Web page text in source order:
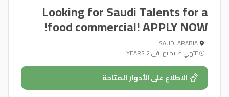
Looking for Saudi Talents for a
food commercial! APPLY NOW!
SAUDI ARABIA
تنتهي صلاحيتها في 2 YEARS
الاطلاع على الأدوار المتاحة